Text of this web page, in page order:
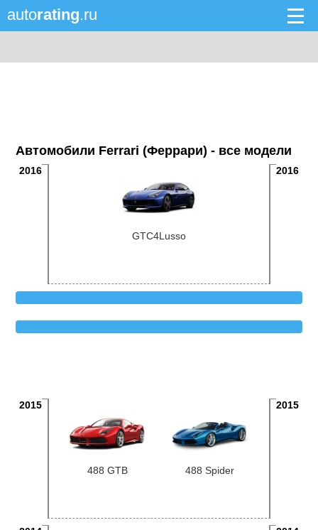
autorating.ru
Автомобили Ferrari (Феррари) - все модели
2016 2016
GTC4Lusso
2015 2015
488 GTB 488 Spider